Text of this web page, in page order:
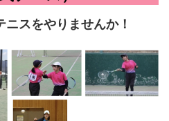
スをやりませんか！